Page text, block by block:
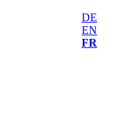
DE
EN
FR